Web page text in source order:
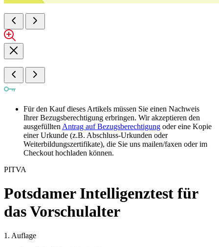
Für den Kauf dieses Artikels müssen Sie einen Nachweis
Ihrer Bezugsberechtigung erbringen. Wir akzeptieren den
ausgefüllten Antrag auf Bezugsberechtigung oder eine Kopie
einer Urkunde (z.B. Abschluss-Urkunden oder
Weiterbildungszertifikate), die Sie uns mailen/faxen oder im
Checkout hochladen können.
PITVA
Potsdamer Intelligenztest für
das Vorschulalter
1. Auflage